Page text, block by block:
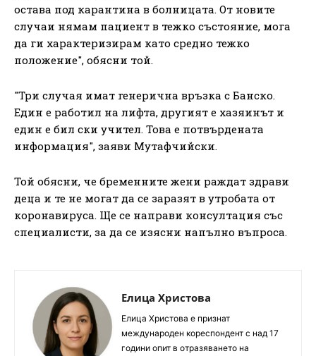
остава под карантина в болницата. От новите
случаи нямам пациент в тежко състояние, мога
да ги характеризирам като средно тежко
положение", обясни той.
"Три случая имат генерична връзка с Банско.
Един е работил на лифта, другият е хазяинът и
един е бил ски учител. Това е потвърдената
информация", заяви Мутафчийски.
Той обясни, че бременните жени раждат здрави
деца и те не могат да се заразят в утробата от
коронавируса. Ще се направи консултация със
специалисти, за да се изясни напълно въпроса.
Елица Христова
Елица Христова е признат
международен кореспондент с над 17
години опит в отразяването на